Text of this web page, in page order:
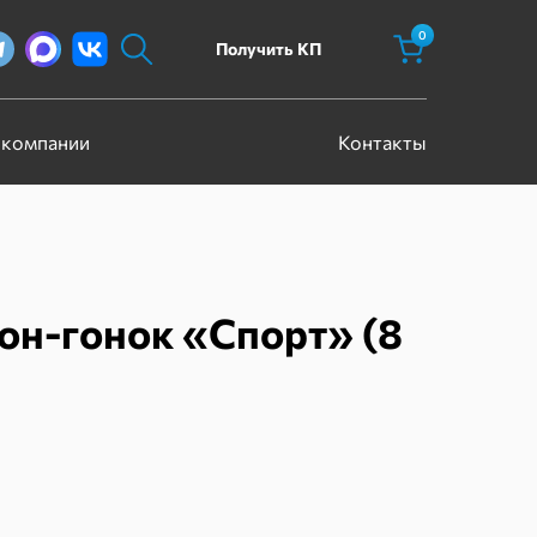
Получить КП
0
Контакты
гонок «Спорт» (8